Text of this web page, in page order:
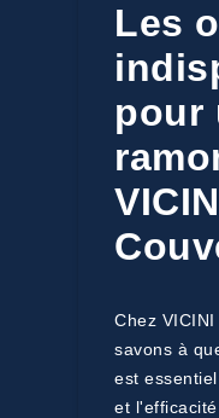
Les
pour
Chez
savons à
est
et